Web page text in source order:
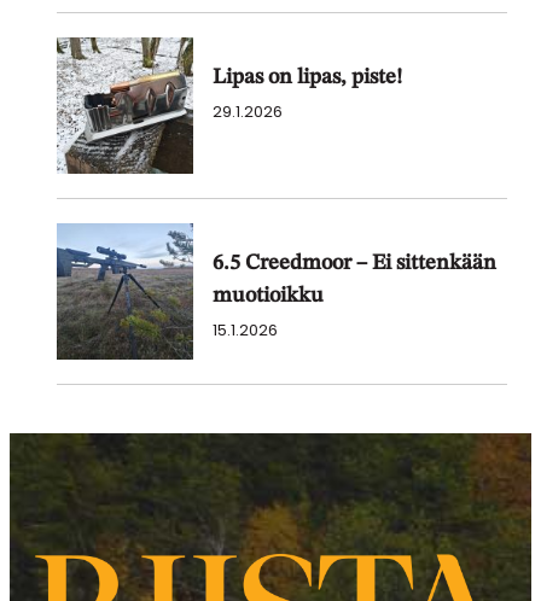
Lipas on lipas, piste!
29.1.2026
6.5 Creedmoor – Ei sittenkään
muotioikku
15.1.2026